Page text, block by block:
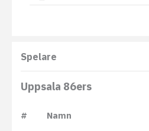
Spelare
Uppsala 86ers
#
Namn